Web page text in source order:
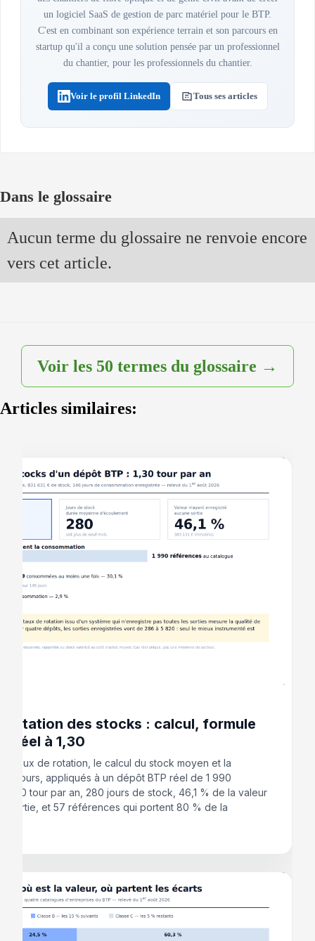
un logiciel SaaS de gestion de parc matériel pour le BTP.
C'est en combinant son expérience terrain et son parcours en
startup qu'il a conçu une solution pensée par un professionnel
du chantier, pour les professionnels du chantier.
Voir le profil LinkedIn Tous ses articles
Dans le glossaire
Aucun terme du glossaire ne renvoie encore
vers cet article.
Voir les 50 termes du glossaire →
Articles similaires:
rotation des stocks : calcul, formule
réel à 1,30
taux de rotation, le calcul du stock moyen et la
jours, appliqués à un dépôt BTP réel de 1 990
1,30 tour par an, 280 jours de stock, 46,1 % de la valeur
sortie, et 57 références qui portent 80 % de la